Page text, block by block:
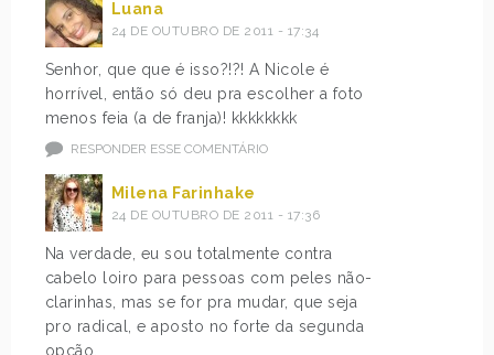
Luana
24 DE OUTUBRO DE 2011 - 17:34
Senhor, que que é isso?!?! A Nicole é
horrível, então só deu pra escolher a foto
menos feia (a de franja)! kkkkkkkk
RESPONDER ESSE COMENTÁRIO
Milena Farinhake
24 DE OUTUBRO DE 2011 - 17:36
Na verdade, eu sou totalmente contra
cabelo loiro para pessoas com peles não-
clarinhas, mas se for pra mudar, que seja
pro radical, e aposto no forte da segunda
opção.